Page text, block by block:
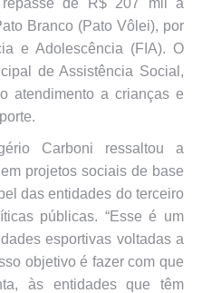
de R$ 207 mil à
Branco (Pato Vôlei), por
e Adolescência (FIA). O
de Assistência Social,
atendimento a crianças e
Carboni ressaltou a
projetos sociais de base
das entidades do terceiro
públicas. “Esse é um
esportivas voltadas a
objetivo é fazer com que
às entidades que têm